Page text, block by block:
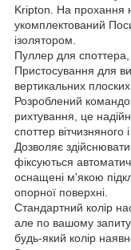
Kripton. На прохання
укомплектований
ізолятором.
Пуллер для
Пристосування для
вертикальних
Розроблений
рихтування, це
споттер вітчизняного
Дозволяє
фіксуються
оснащені м'якою
опорної поверхні.
Стандартний колір
але по вашому
будь-який колір